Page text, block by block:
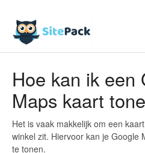
Hoe kan ik een
Maps kaart
Het is vaak makkelijk om een
winkel zit. Hiervoor kan je Google
te tonen.